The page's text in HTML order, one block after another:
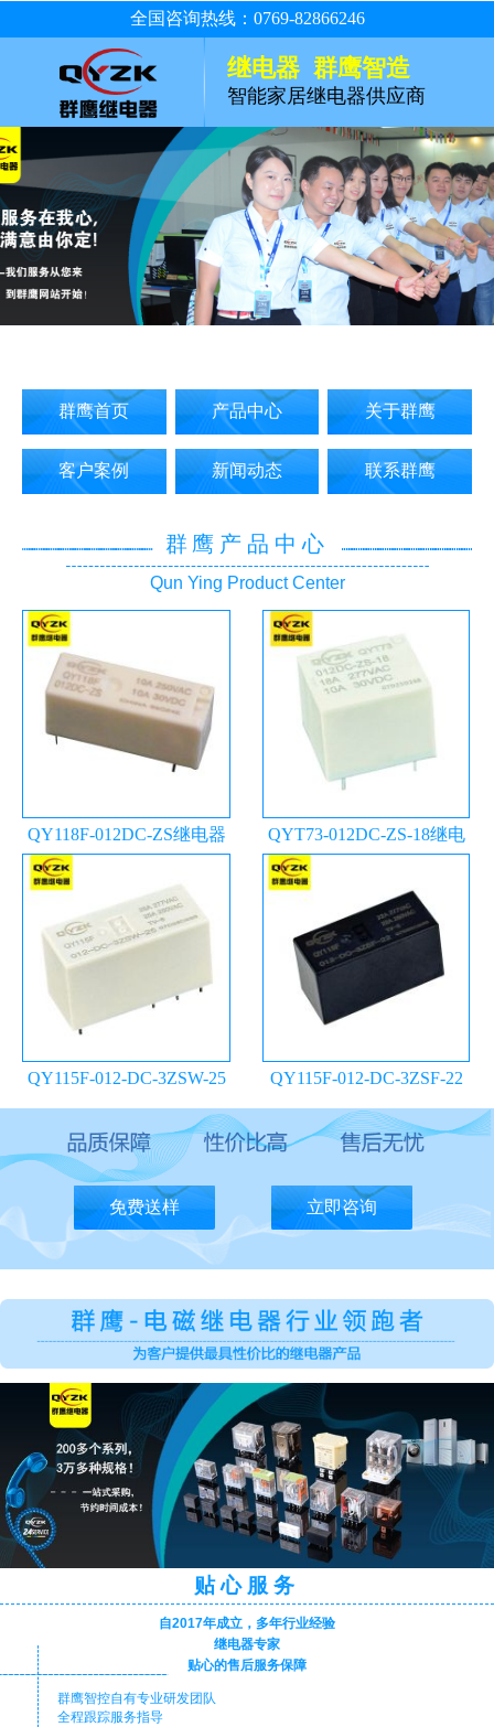
全国咨询热线：0769-82866246
继电器 群鹰智造
智能家居继电器供应商
群鹰首页 产品中心 关于群鹰
客户案例 新闻动态 联系群鹰
群鹰产品中心
Qun Ying Product Center
QY118F-012DC-ZS继电器
QYT73-012DC-ZS-18继电
QY115F-012-DC-3ZSW-25
继电器
QY115F-012-DC-3ZSF-22
继电器
免费送样 立即咨询
贴心服务
自2017年成立，多年行业经验
继电器专家
贴心的售后服务保障
群鹰智控自有专业研发团队
全程跟踪服务指导